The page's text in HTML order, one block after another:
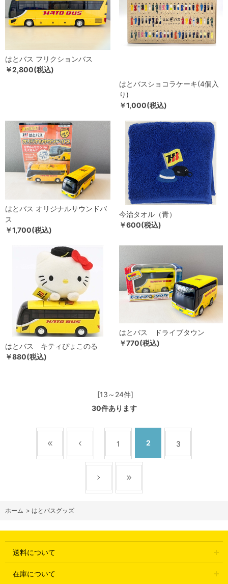
はとバス フリクションバス
￥2,800(税込)
はとバスショコラケーキ(4個入
り)
￥1,000(税込)
はとバス オリジナルサウンドバ
ス
￥1,700(税込)
今治タオル（青）
￥600(税込)
はとバス キティぴょこのる
￥880(税込)
はとバス ドライブタウン
￥770(税込)
[13～24件]
30件あります
1 2 3
ホーム > はとバスグッズ
送料について
在庫について